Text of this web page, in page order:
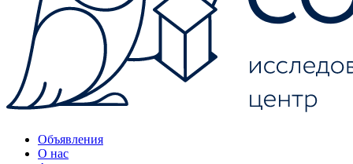
Объявления
О нас